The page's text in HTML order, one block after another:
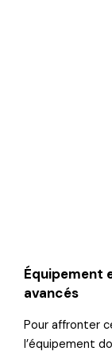
Équipement
avancés
Pour affronter
l’équipement